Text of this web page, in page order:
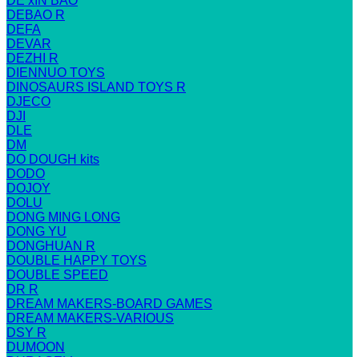
DEBAO R
DEFA
DEVAR
DEZHI R
DIENNUO TOYS
DINOSAURS ISLAND TOYS R
DJECO
DJI
DLE
DM
DO DOUGH kits
DODO
DOJOY
DOLU
DONG MING LONG
DONG YU
DONGHUAN R
DOUBLE HAPPY TOYS
DOUBLE SPEED
DR R
DREAM MAKERS-BOARD GAMES
DREAM MAKERS-VARIOUS
DSY R
DUMOON